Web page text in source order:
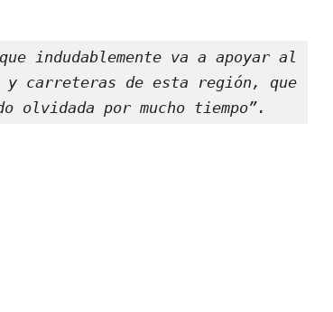
indudablemente va a apoyar al
carreteras de esta región, que
olvidada por mucho tiempo”.